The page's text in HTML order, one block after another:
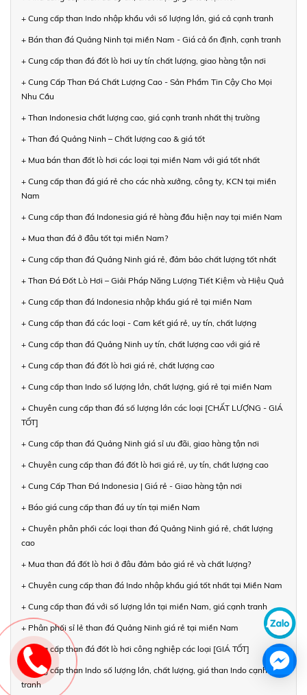
+ Cung cấp than Indo nhập khẩu với số lượng lớn, giá cả cạnh tranh
+ Bán than đá Quảng Ninh tại miền Nam - Giá cả ổn định, cạnh tranh
+ Cung cấp than đá đốt lò hơi uy tín chất lượng, giao hàng tận nơi
+ Cung Cấp Than Đá Chất Lượng Cao - Sản Phẩm Tin Cậy Cho Mọi
Nhu Cầu
+ Than Indonesia chất lượng cao, giá cạnh tranh nhất thị trường
+ Than đá Quảng Ninh – Chất lượng cao & giá tốt
+ Mua bán than đốt lò hơi các loại tại miền Nam với giá tốt nhất
+ Cung cấp than đá giá rẻ cho các nhà xưởng, công ty, KCN tại miền
Nam
+ Cung cấp than đá Indonesia giá rẻ hàng đầu hiện nay tại miền Nam
+ Mua than đá ở đâu tốt tại miền Nam?
+ Cung cấp than đá Quảng Ninh giá rẻ, đảm bảo chất lượng tốt nhất
+ Than Đá Đốt Lò Hơi – Giải Pháp Năng Lượng Tiết Kiệm và Hiệu Quả
+ Cung cấp than đá Indonesia nhập khẩu giá rẻ tại miền Nam
+ Cung cấp than đá các loại - Cam kết giá rẻ, uy tín, chất lượng
+ Cung cấp than đá Quảng Ninh uy tín, chất lượng cao với giá rẻ
+ Cung cấp than đá đốt lò hơi giá rẻ, chất lượng cao
+ Cung cấp than Indo số lượng lớn, chất lượng, giá rẻ tại miền Nam
+ Chuyên cung cấp than đá số lượng lớn các loại [CHẤT LƯỢNG - GIÁ
TỐT]
+ Cung cấp than đá Quảng Ninh giá sỉ ưu đãi, giao hàng tận nơi
+ Chuyên cung cấp than đá đốt lò hơi giá rẻ, uy tín, chất lượng cao
+ Cung Cấp Than Đá Indonesia | Giá rẻ - Giao hàng tận nơi
+ Báo giá cung cấp than đá uy tín tại miền Nam
+ Chuyên phân phối các loại than đá Quảng Ninh giá rẻ, chất lượng
cao
+ Mua than đá đốt lò hơi ở đâu đảm bảo giá rẻ và chất lượng?
+ Chuyên cung cấp than đá Indo nhập khẩu giá tốt nhất tại Miền Nam
+ Cung cấp than đá với số lượng lớn tại miền Nam, giá cạnh tranh
+ Phân phối sỉ lẻ than đá Quảng Ninh giá rẻ tại miền Nam
+ Cung cấp than đá đốt lò hơi công nghiệp các loại [GIÁ TỐT]
+ Cung cấp than Indo số lượng lớn, chất lượng, giá than Indo cạnh
tranh